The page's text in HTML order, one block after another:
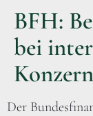
BFH:
bei
Der